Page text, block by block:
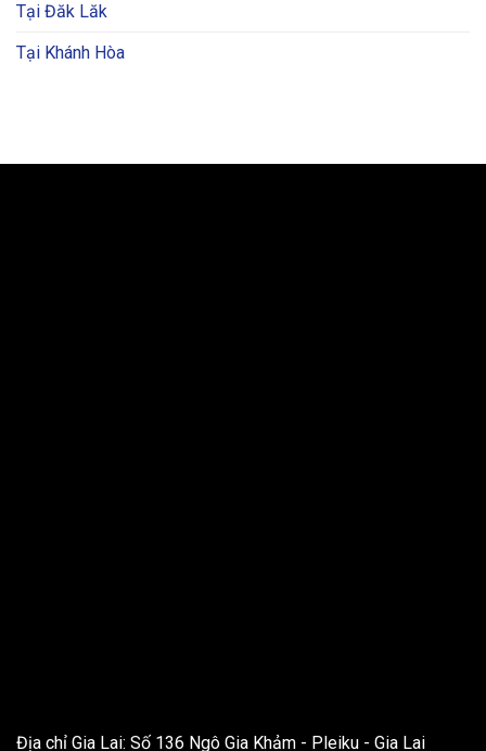
Tại Đăk Lăk
Tại Khánh Hòa
Địa chỉ Gia Lai: Số 136 Ngô Gia Khảm - Pleiku - Gia Lai